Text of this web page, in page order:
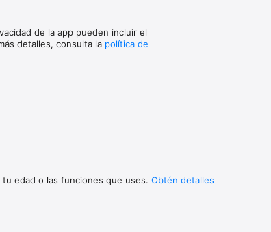
de la app pueden incluir el
detalles, consulta la política de
edad o las funciones que uses. Obtén detalles